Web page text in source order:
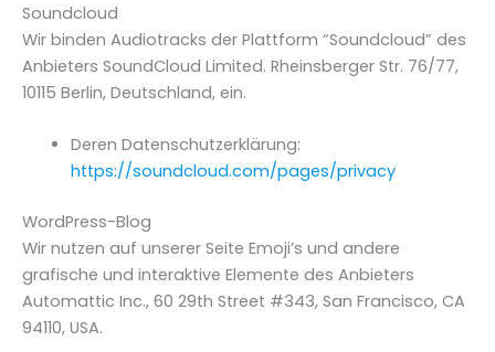
Soundcloud
Wir binden Audiotracks der Plattform “Soundcloud” des
Anbieters SoundCloud Limited. Rheinsberger Str. 76/77,
10115 Berlin, Deutschland, ein.
Deren Datenschutzerklärung:
https://soundcloud.com/pages/privacy
WordPress-Blog
Wir nutzen auf unserer Seite Emoji’s und andere
grafische und interaktive Elemente des Anbieters
Automattic Inc., 60 29th Street #343, San Francisco, CA
94110, USA.